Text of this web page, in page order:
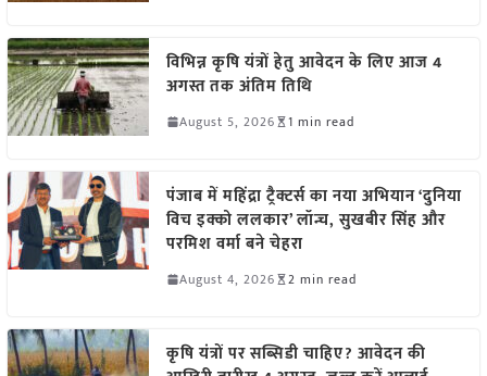
विभिन्न कृषि यंत्रों हेतु आवेदन के लिए आज 4
अगस्त तक अंतिम तिथि
August 5, 2026 1 min read
पंजाब में महिंद्रा ट्रैक्टर्स का नया अभियान ‘दुनिया
विच इक्को ललकार’ लॉन्च, सुखबीर सिंह और
परमिश वर्मा बने चेहरा
August 4, 2026 2 min read
कृषि यंत्रों पर सब्सिडी चाहिए? आवेदन की